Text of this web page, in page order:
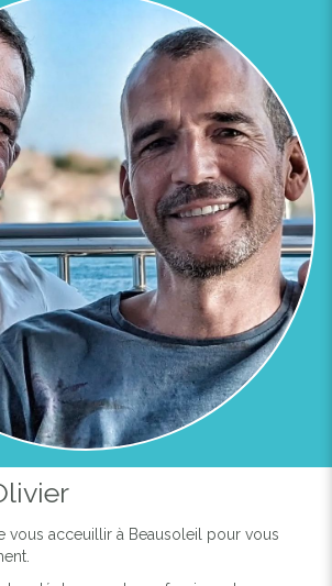
vous acceuillir à Beausoleil pour vous